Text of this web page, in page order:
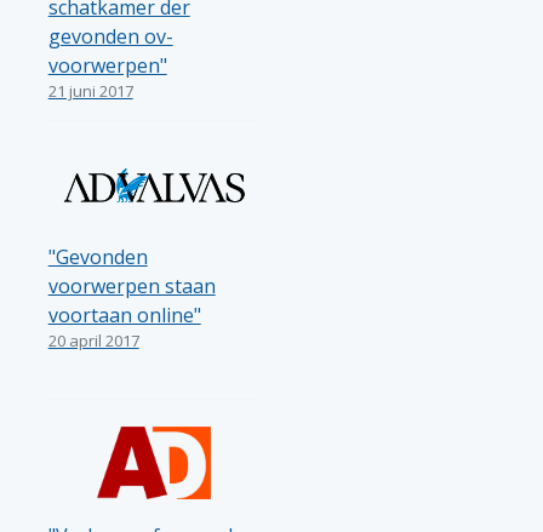
schatkamer der
gevonden ov-
voorwerpen"
21 juni 2017
"Gevonden
voorwerpen staan
voortaan online"
20 april 2017